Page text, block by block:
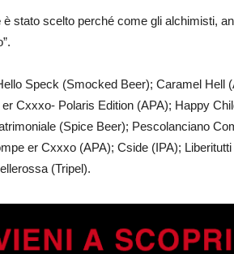
è stato scelto perché come gli alchimisti,
Speck (Smocked Beer); Caramel Hell
Cxxxo- Polaris Edition (APA); Happy
(Spice Beer); Pescolanciano
er Cxxxo (APA); Cside (IPA);
(Tripel).